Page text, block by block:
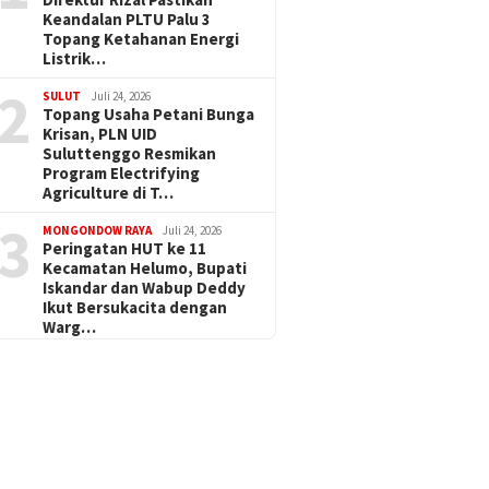
Keandalan PLTU Palu 3
Topang Ketahanan Energi
Listrik…
SULUT Juli 24, 2026
Topang Usaha Petani Bunga
Krisan, PLN UID
Suluttenggo Resmikan
Program Electrifying
Agriculture di T…
MONGONDOW RAYA Juli 24, 2026
Peringatan HUT ke 11
Kecamatan Helumo, Bupati
Iskandar dan Wabup Deddy
Ikut Bersukacita dengan
Warg…